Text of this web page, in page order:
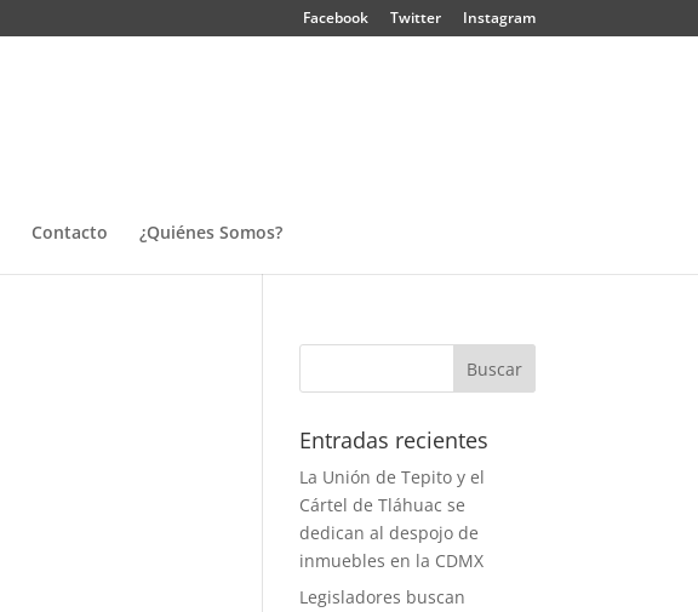
Facebook Twitter Instagram
Contacto ¿Quiénes Somos?
Entradas recientes
La Unión de Tepito y el
Cártel de Tláhuac se
dedican al despojo de
inmuebles en la CDMX
Legisladores buscan